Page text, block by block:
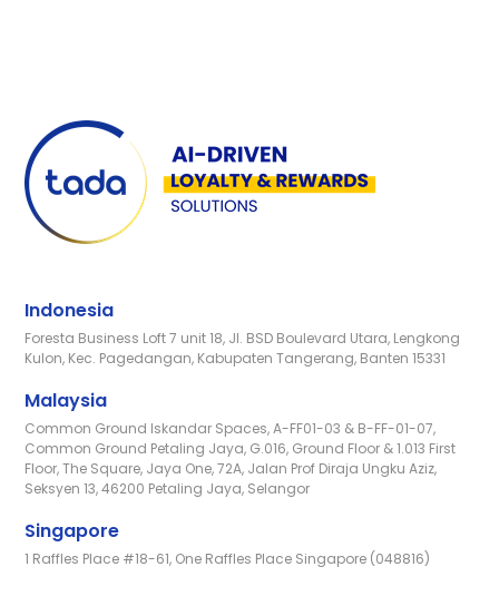
Indonesia
Foresta Business Loft 7 unit 18, Jl. BSD Boulevard Utara, Lengkong
Kulon, Kec. Pagedangan, Kabupaten Tangerang, Banten 15331
Malaysia
Common Ground Iskandar Spaces, A-FF01-03 & B-FF-01-07,
Common Ground Petaling Jaya, G.016, Ground Floor & 1.013 First
Floor, The Square, Jaya One, 72A, Jalan Prof Diraja Ungku Aziz,
Seksyen 13, 46200 Petaling Jaya, Selangor
Singapore
1 Raffles Place #18-61, One Raffles Place Singapore (048816)